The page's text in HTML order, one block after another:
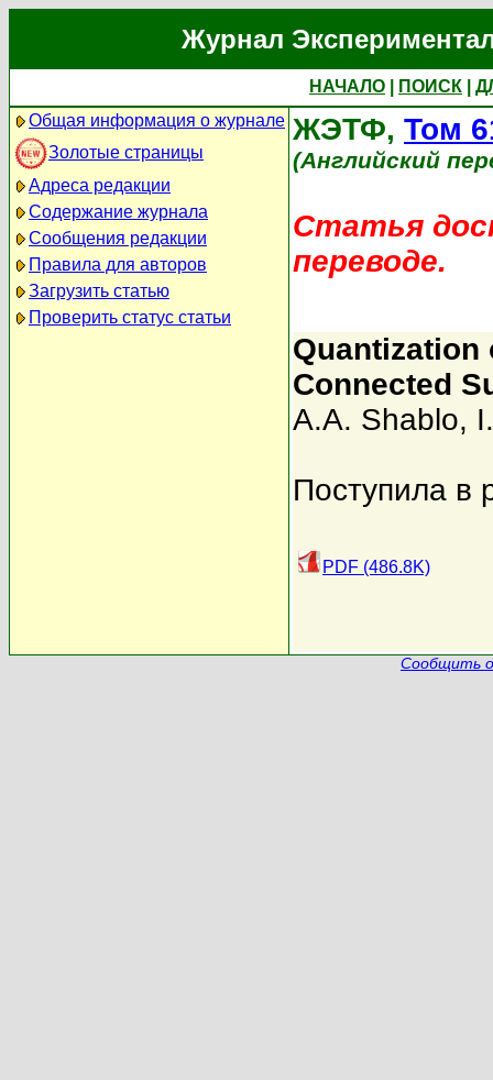
Журнал
НАЧАЛО ПОИСК
Общая информация о журнале
Золотые страницы
Адреса редакции
Содержание журнала
Сообщения редакции
Правила для авторов
Загрузить статью
Проверить статус статьи
ЖЭТФ, Том
(Английский
Статья
переводе.
Quantization
Connected
A.A. Shablo,
Поступила в
PDF (486.8K)
Сообщить о